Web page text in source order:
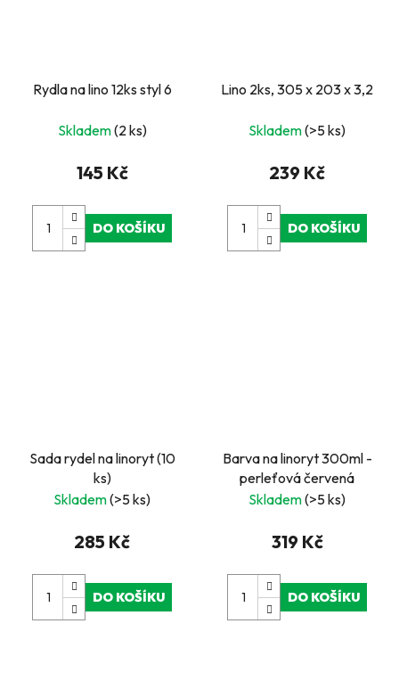
Rydla na lino 12ks styl 6
Skladem(2 ks)
145 Kč
DO KOŠÍKU
Lino 2ks, 305 x 203 x 3,2
Skladem(>5 ks)
239 Kč
DO KOŠÍKU
Sada rydel na linoryt (10
ks)
Skladem(>5 ks)
285 Kč
DO KOŠÍKU
Barva na linoryt 300ml -
perleťová červená
Skladem(>5 ks)
319 Kč
DO KOŠÍKU